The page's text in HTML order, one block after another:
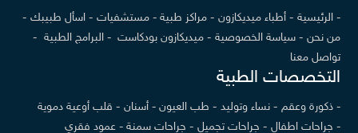
- الرئيسية - أطباء ميديكازون - مراكز طبية - مستشفيات - اسأل طبيبك -
من نحن - سياسة الخصوصية - ميديكازون بودكاست - البرامج الطبية -
تواصل معنا
التخصصات الطبية
- ذكورة وعقم - نساء وتوليد - طب العيون - أسنان - قلب أوعية دموية
- جراحات اطفال - جراحات تجميل - جراحات سمنة - عمود فقري